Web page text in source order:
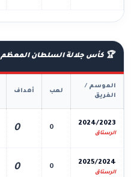
🏆 كأس جلالة السلطان المعظم
الموسم /
الفريق
لعب أهداف
2024/2023
الرستاق
0
0
2025/2024
الرستاق
0
0